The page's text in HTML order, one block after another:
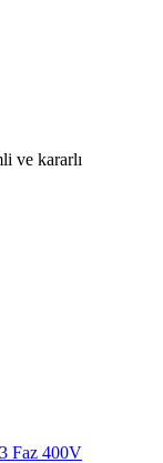
ve kararlı
Faz 400V